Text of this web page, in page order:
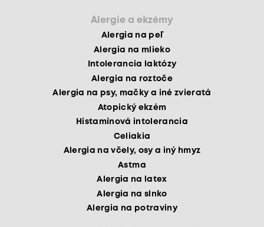
Alergie a ekzémy
Alergia na peľ
Alergia na mlieko
Intolerancia laktózy
Alergia na roztoče
Alergia na psy, mačky a iné zvieratá
Atopický ekzém
Histamínová intolerancia
Celiakia
Alergia na včely, osy a iný hmyz
Astma
Alergia na latex
Alergia na slnko
Alergia na potraviny